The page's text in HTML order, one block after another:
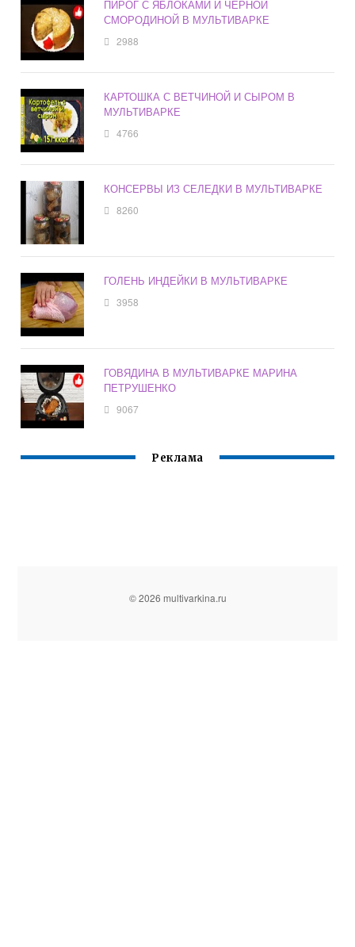
ПИРОГ С ЯБЛОКАМИ И ЧЕРНОЙ
СМОРОДИНОЙ В МУЛЬТИВАРКЕ
2988
КАРТОШКА С ВЕТЧИНОЙ И СЫРОМ В
МУЛЬТИВАРКЕ
4766
КОНСЕРВЫ ИЗ СЕЛЕДКИ В МУЛЬТИВАРКЕ
8260
ГОЛЕНЬ ИНДЕЙКИ В МУЛЬТИВАРКЕ
3958
ГОВЯДИНА В МУЛЬТИВАРКЕ МАРИНА
ПЕТРУШЕНКО
9067
Реклама
© 2026 multivarkina.ru